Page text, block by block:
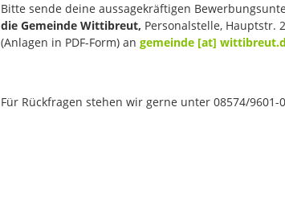
Bitte sende deine aussagekräftigen
die Gemeinde Wittibreut, Personalstelle, Hauptstr.
(Anlagen in PDF-Form) an gemeinde [at]
Für Rückfragen stehen wir gerne unter 08574/9601-